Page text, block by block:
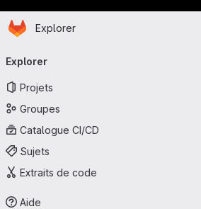
Passer au contenu principal
Page d'accueil
Explorer
principale
Explorer
Projets
Groupes
Catalogue CI/CD
Sujets
Extraits de code
Aide